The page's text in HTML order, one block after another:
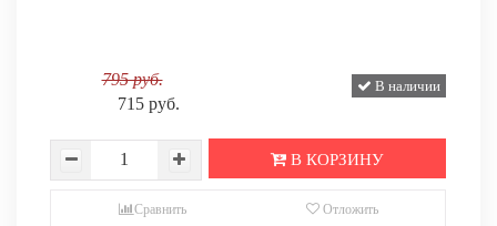
795 руб.
715 руб.
В наличии
В КОРЗИНУ
Сравнить Отложить